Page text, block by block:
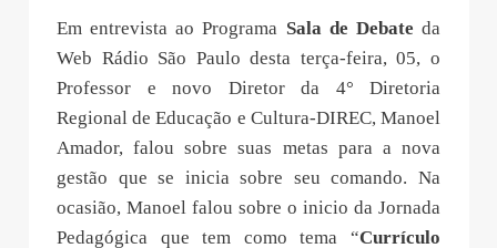
Em entrevista ao Programa Sala de Debate da
Web Rádio São Paulo desta terça-feira, 05, o
Professor e novo Diretor da 4° Diretoria
Regional de Educação e Cultura-DIREC, Manoel
Amador, falou sobre suas metas para a nova
gestão que se inicia sobre seu comando. Na
ocasião, Manoel falou sobre o inicio da Jornada
Pedagógica que tem como tema “Currículo